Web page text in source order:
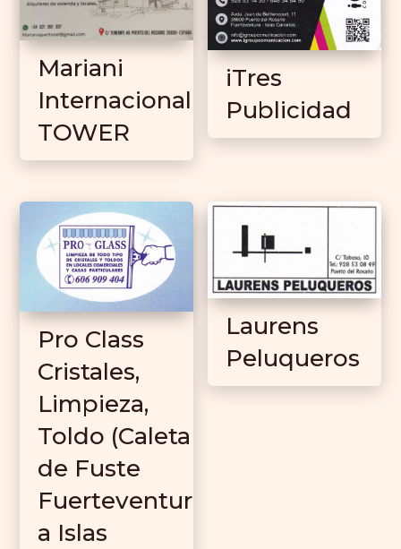
Mariani
Internacional
TOWER
iTres
Publicidad
Pro Class
Cristales,
Limpieza,
Toldo (Caleta
de Fuste
Fuerteventur
a Islas
Laurens
Peluqueros